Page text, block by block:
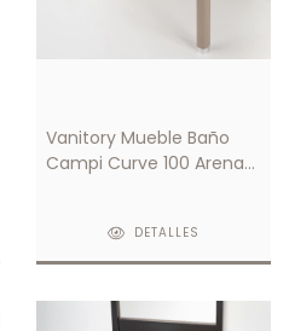
Vanitory Mueble Baño
Campi Curve 100 Arena
DETALLES